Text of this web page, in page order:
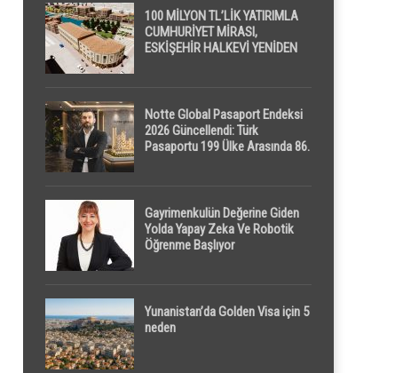
100 MİLYON TL’LİK YATIRIMLA
CUMHURİYET MİRASI,
ESKİŞEHİR HALKEVİ YENİDEN
Notte Global Pasaport Endeksi
2026 Güncellendi: Türk
Pasaportu 199 Ülke Arasında 86.
Gayrimenkulün Değerine Giden
Yolda Yapay Zeka Ve Robotik
Öğrenme Başlıyor
Yunanistan’da Golden Visa için 5
neden